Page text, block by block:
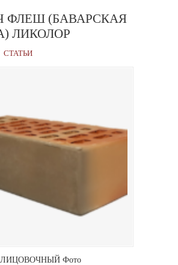
ФЛЕШ (БАВАРСКАЯ
ЛИКОЛОР
СТАТЬИ
Фото